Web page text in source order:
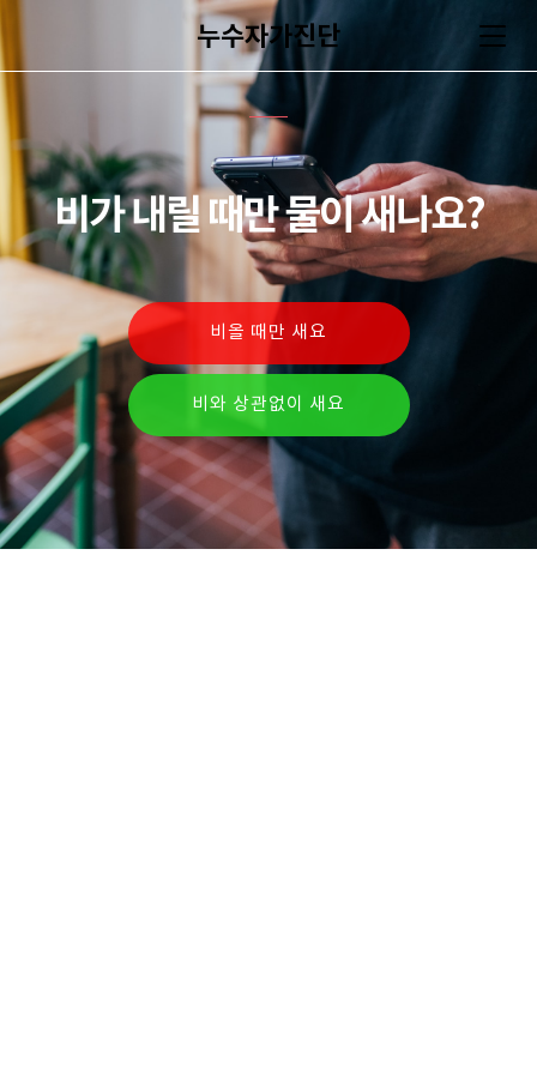
누수자가진단
비가 내릴 때만 물이 새나요?
비올 때만 새요
비와 상관없이 새요